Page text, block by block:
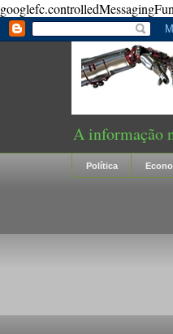
A informação
Política